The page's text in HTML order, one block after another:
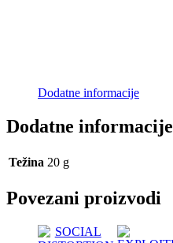
Dodatne informacije
Dodatne informacije
Težina 20 g
Povezani proizvodi